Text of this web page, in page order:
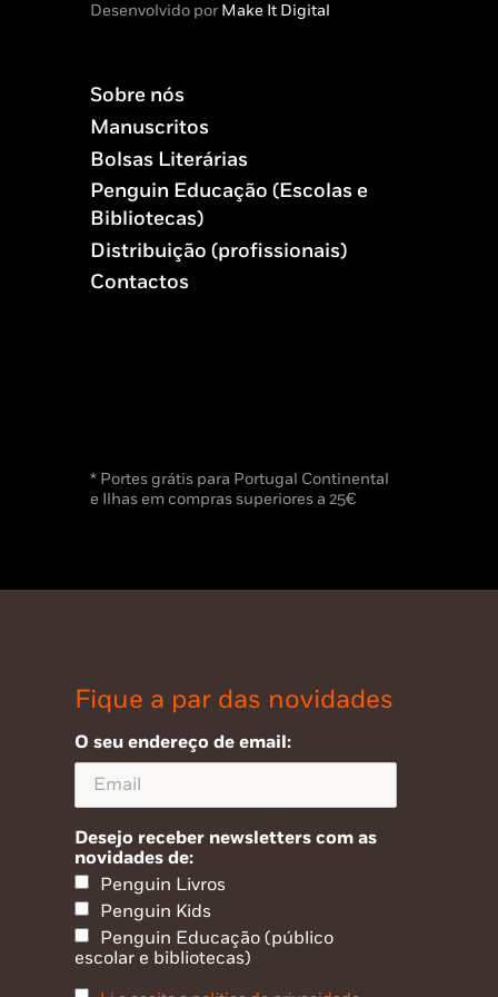
Desenvolvido porMake It Digital
Sobre nós
Manuscritos
Bolsas Literárias
Penguin Educação (Escolas e
Bibliotecas)
Distribuição (profissionais)
Contactos
* Portes grátis para Portugal Continental
e Ilhas em compras superiores a 25€
Fique a par das novidades
O seu endereço de email:
Desejo receber newsletters com as
novidades de:
Penguin Livros
Penguin Kids
Penguin Educação (público
escolar e bibliotecas)